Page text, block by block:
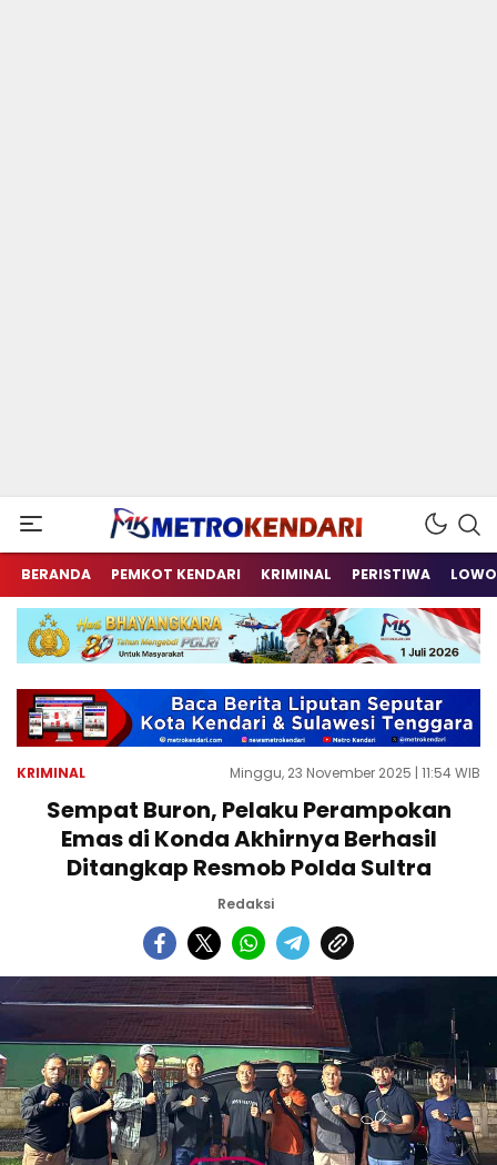
metrokendari
Berita Terkini Sulawesi Tenggara
BERANDA PEMKOT KENDARI KRIMINAL PERISTIWA
KRIMINAL Minggu, 23 November 2025 | 11:54 WIB
Sempat Buron, Pelaku Perampokan
Emas di Konda Akhirnya Berhasil
Ditangkap Resmob Polda Sultra
Redaksi